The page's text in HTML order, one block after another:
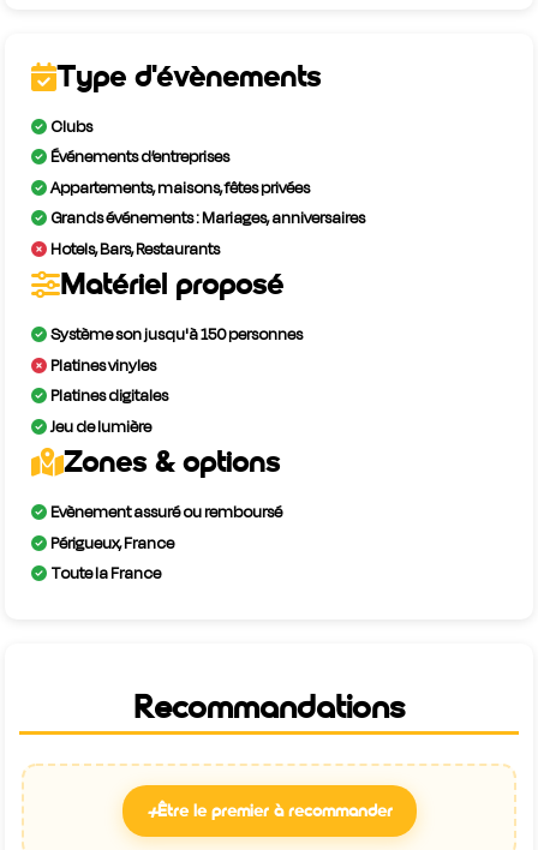
Type d'évènements
Clubs
Événements d’entreprises
Appartements, maisons, fêtes privées
Grands événements : Mariages, anniversaires
Hotels, Bars, Restaurants
Matériel proposé
Système son jusqu'à 150 personnes
Platines vinyles
Platines digitales
Jeu de lumière
Zones & options
Evènement assuré ou remboursé
Périgueux, France
Toute la France
Recommandations
+Être le premier à recommander